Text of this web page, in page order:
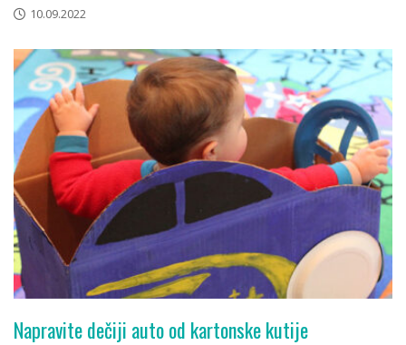
10.09.2022
Napravite dečiji auto od kartonske kutije